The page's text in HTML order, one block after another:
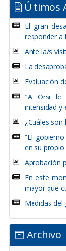
Últimos
El gran
responder a
Ante la/s
La
Evaluación
"A Orsi le
intensidad y
¿Cuáles
“El
en su propio
Aprobación
En este
mayor que
Medidas del
Archivo